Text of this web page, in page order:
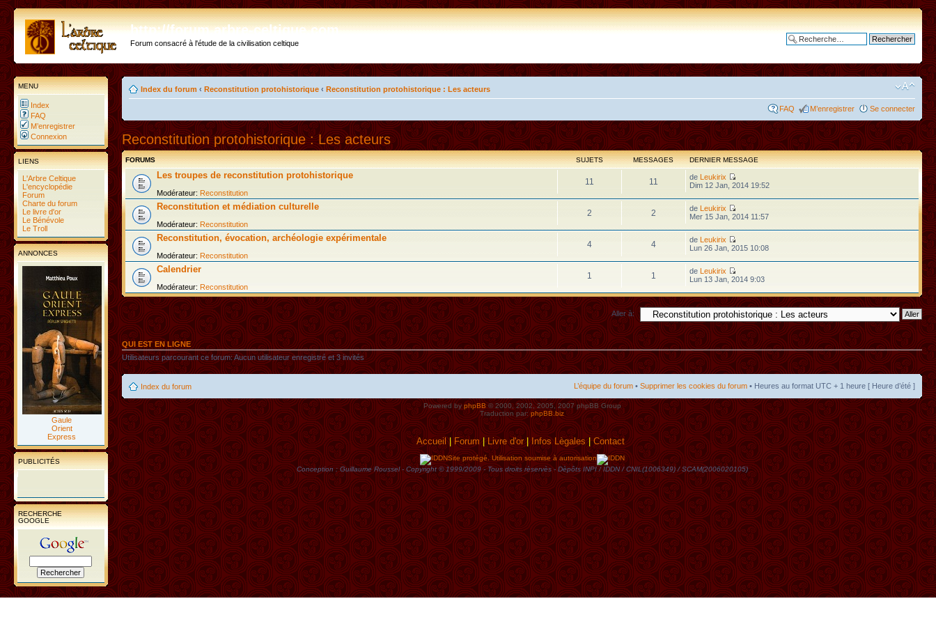
http://forum.arbre-celtique.com
Forum consacré à l'étude de la civilisation celtique
MENU
Index
FAQ
M’enregistrer
Connexion
LIENS
L'Arbre Celtique
L'encyclopédie
Forum
Charte du forum
Le livre d'or
Le Bénévole
Le Troll
ANNONCES
Gaule
Orient
Express
PUBLICITÉS
RECHERCHE
GOOGLE
Index du forum ‹ Reconstitution protohistorique ‹ Reconstitution protohistorique : Les acteurs
FAQ M’enregistrer Se connecter
Reconstitution protohistorique : Les acteurs
FORUMS SUJETS MESSAGES DERNIER MESSAGE
Les troupes de reconstitution protohistorique
Modérateur: Reconstitution
11 11 de Leukirix
Dim 12 Jan, 2014 19:52
Reconstitution et médiation culturelle
Modérateur: Reconstitution
2 2 de Leukirix
Mer 15 Jan, 2014 11:57
Reconstitution, évocation, archéologie expérimentale
Modérateur: Reconstitution
4 4 de Leukirix
Lun 26 Jan, 2015 10:08
Calendrier
Modérateur: Reconstitution
1 1 de Leukirix
Lun 13 Jan, 2014 9:03
Aller à:
QUI EST EN LIGNE
Utilisateurs parcourant ce forum: Aucun utilisateur enregistré et 3 invités
Index du forum L’équipe du forum • Supprimer les cookies du forum • Heures au format UTC + 1 heure [ Heure d’été ]
Powered byphpBB© 2000, 2002, 2005, 2007 phpBB Group
Traduction par:phpBB.biz
Accueil|Forum|Livre d'or|Infos Lègales|Contact
Site protégé. Utilisation soumise à autorisation
Conception : Guillaume Roussel - Copyright © 1999/2009 - Tous droits rèservès - Dèpôts INPI / IDDN / CNIL(1006349) / SCAM(2006020105)